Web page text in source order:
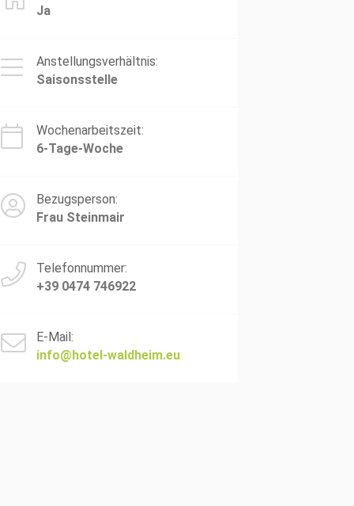
Ja
Anstellungsverhältnis:
Saisonsstelle
Wochenarbeitszeit:
6-Tage-Woche
Bezugsperson:
Frau Steinmair
Telefonnummer:
+39 0474 746922
E-Mail:
info@hotel-waldheim.eu